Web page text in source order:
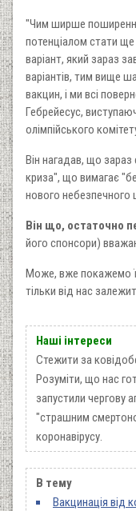
"Чим ширше
потенціалом стати
варіант, який зараз
варіантів, тим вище
вакцин, і ми всі
Гебрейесус,
олімпійського
Він нагадав, що
криза", що вимагає
нового
Він що, остаточно
його спонсори)
Може, вже покажемо
тільки від нас
Наші інтереси
Стежити за
Розуміти, що нас
запустили чергову
"страшним
коронавірусу.
В тему
Вакцинація від